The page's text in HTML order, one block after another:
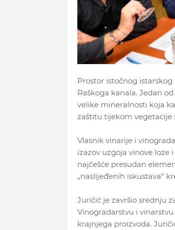
Prostor istočnog
Raškoga kanala. Jedan
velike mineralnosti koja
zaštitu tijekom vegetacije
Vlasnik vinarije i
izazov uzgoja vinove loze
najčešće presudan
„naslijeđenih iskustava“
Juričić je završio srednju
Vinogradarstvu i
krajnjega proizvoda.